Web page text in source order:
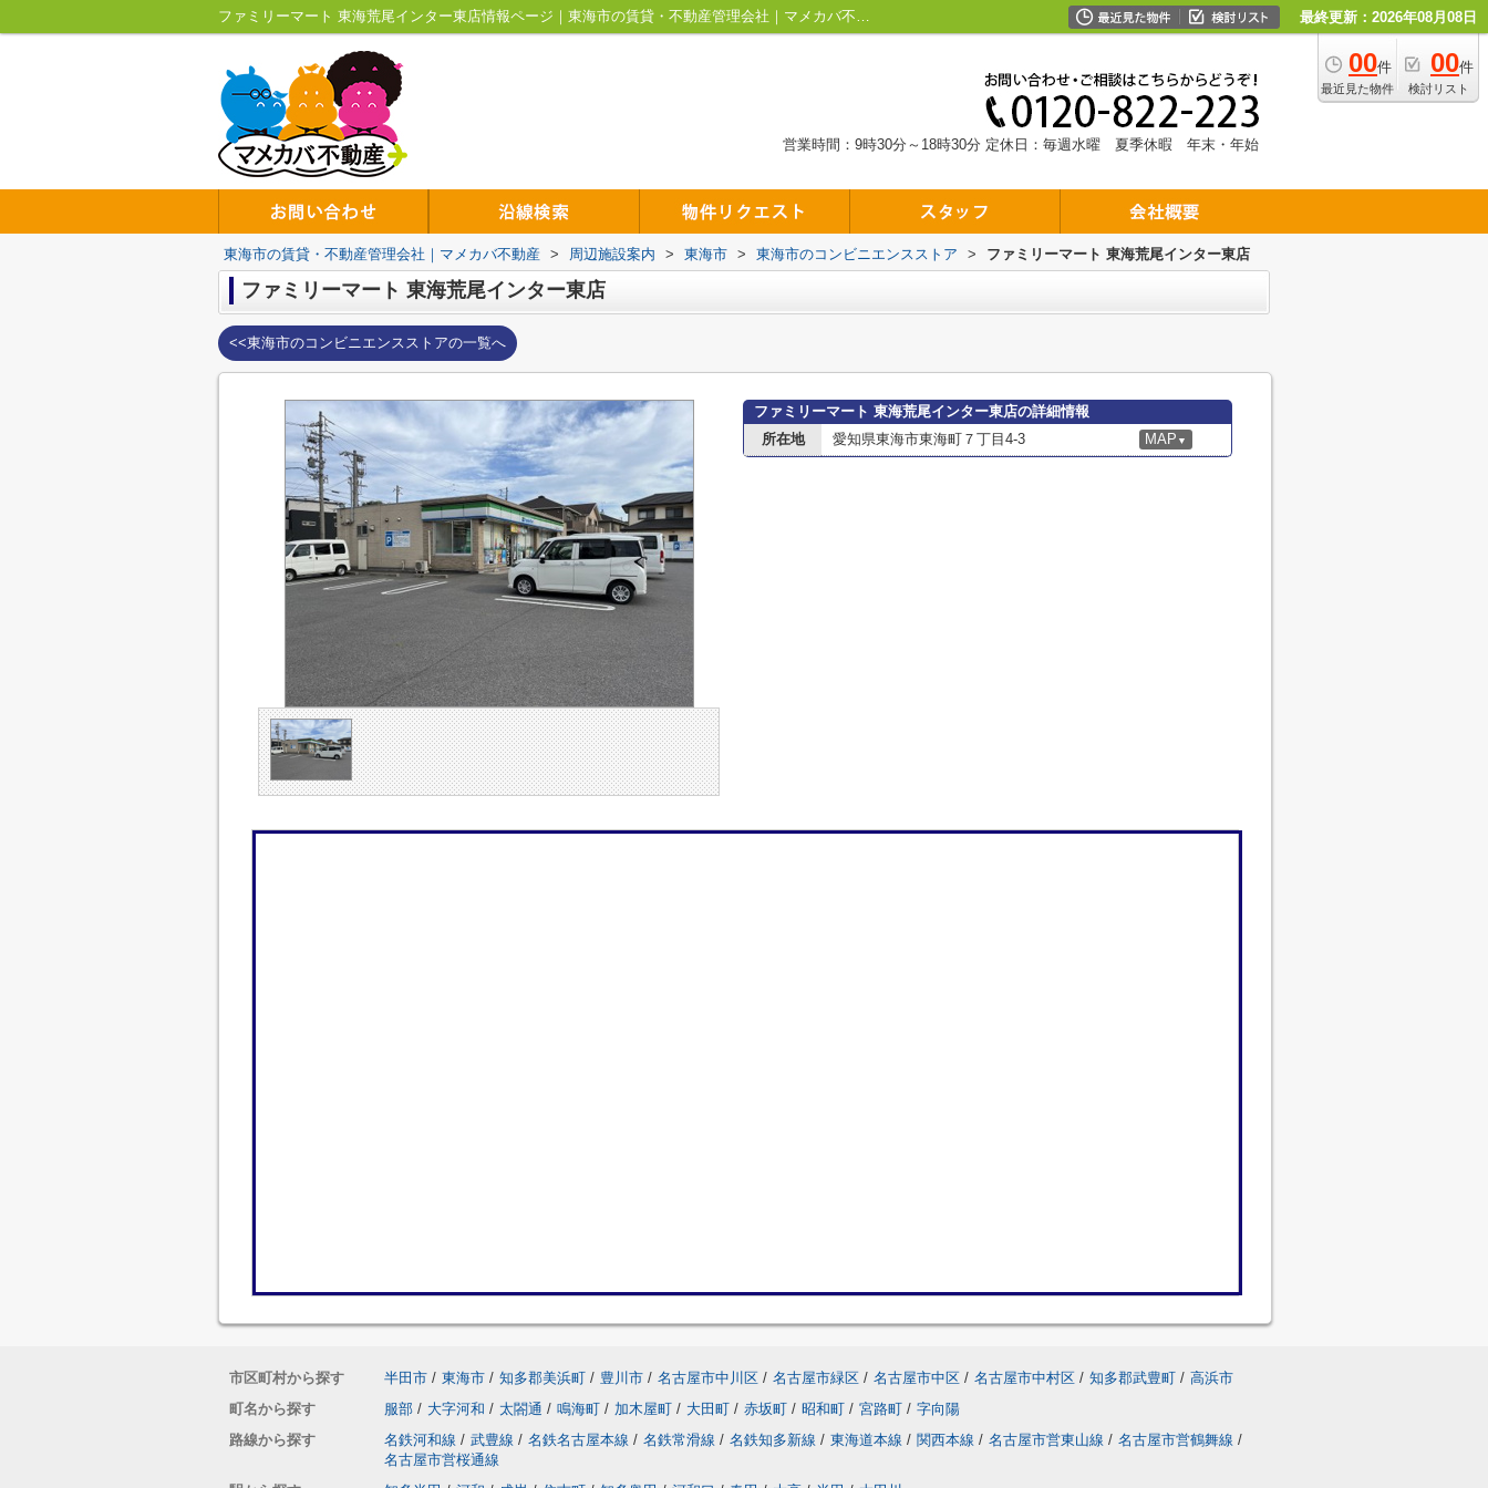
ファミリーマート 東海荒尾インター東店情報ページ｜東海市の賃貸・不動産管理会社｜マメカバ不動産 最終更新：2026年08月08日
00件
最近見た物件
00件
検討リスト
営業時間：9時30分～18時30分 定休日：毎週水曜 夏季休暇 年末・年始
東海市の賃貸・不動産管理会社｜マメカバ不動産 > 周辺施設案内 > 東海市 > 東海市のコンビニエンスストア > ファミリーマート 東海荒尾インター東店
ファミリーマート 東海荒尾インター東店
<<東海市のコンビニエンスストアの一覧へ
ファミリーマート 東海荒尾インター東店の詳細情報
所在地
愛知県東海市東海町７丁目4-3 MAP ▼
市区町村から探す 半田市 / 東海市 / 知多郡美浜町 / 豊川市 / 名古屋市中川区 / 名古屋市緑区 / 名古屋市中区 / 名古屋市中村区 / 知多郡武豊町 / 高浜市
町名から探す
服部 / 大字河和 / 太閤通 / 鳴海町 / 加木屋町 / 大田町 / 赤坂町 / 昭和町 / 宮路町 / 字向陽
路線から探す
名鉄河和線 / 武豊線 / 名鉄名古屋本線 / 名鉄常滑線 / 名鉄知多新線 / 東海道本線 / 関西本線 / 名古屋市営東山線 / 名古屋市営鶴舞線 /
名古屋市営桜通線